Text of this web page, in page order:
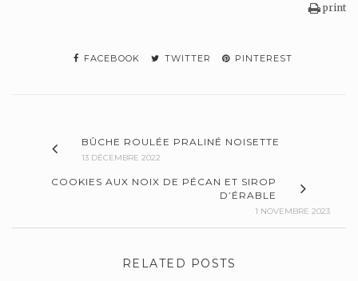
print
FACEBOOK TWITTER PINTEREST
BÛCHE ROULÉE PRALINÉ NOISETTE
13 DÉCEMBRE 2022
COOKIES AUX NOIX DE PÉCAN ET SIROP
D’ÉRABLE
1 NOVEMBRE 2023
RELATED POSTS